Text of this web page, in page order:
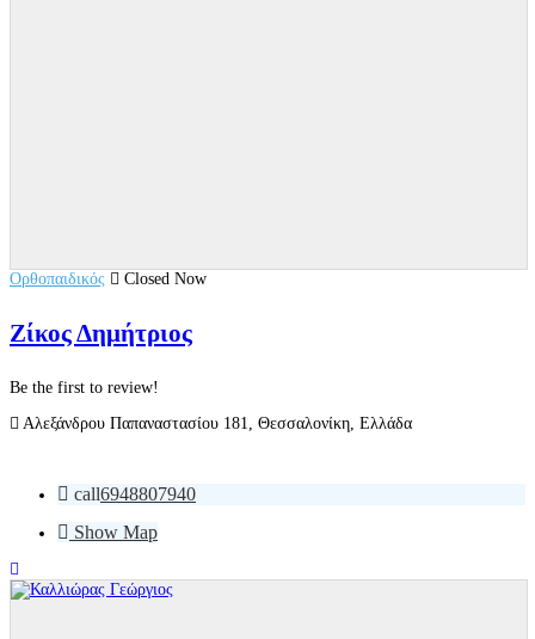
Ορθοπαιδικός Closed Now
Ζίκος Δημήτριος
Be the first to review!
Αλεξάνδρου Παπαναστασίου 181, Θεσσαλονίκη, Ελλάδα
call6948807940
Show Map